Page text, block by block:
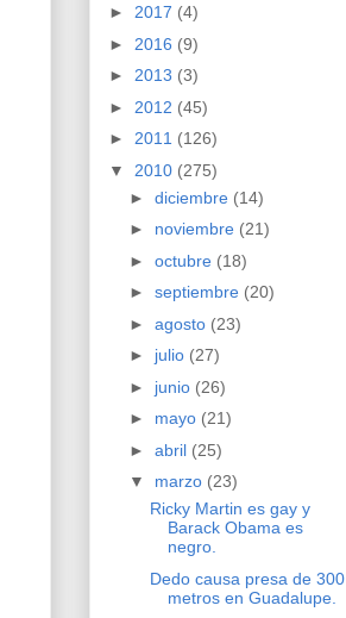
► 2017 (4)
► 2016 (9)
► 2013 (3)
► 2012 (45)
► 2011 (126)
▼ 2010 (275)
► diciembre (14)
► noviembre (21)
► octubre (18)
► septiembre (20)
► agosto (23)
► julio (27)
► junio (26)
► mayo (21)
► abril (25)
▼ marzo (23)
Ricky Martin es gay y
Barack Obama es
negro.
Dedo causa presa de 300
metros en Guadalupe.